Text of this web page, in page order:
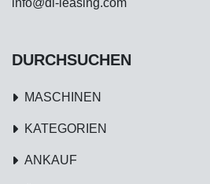
info@dl-leasing.com
DURCHSUCHEN
MASCHINEN
KATEGORIEN
ANKAUF